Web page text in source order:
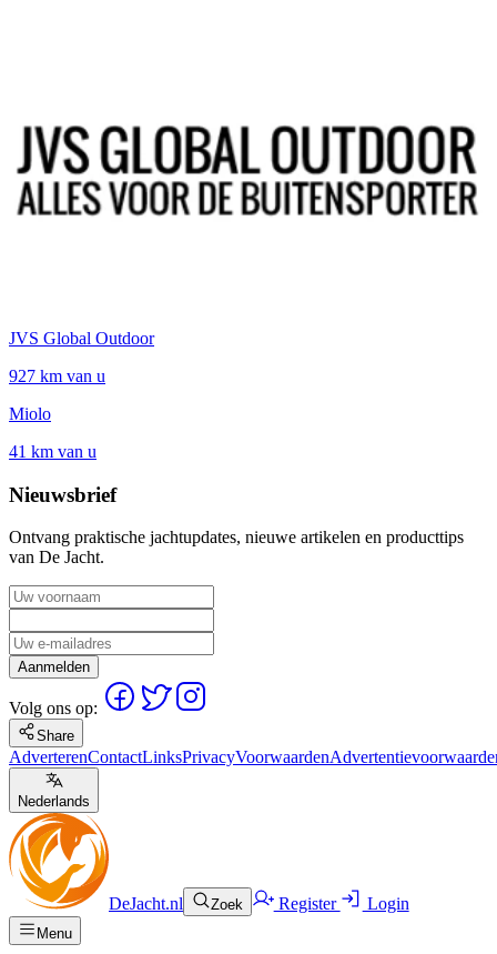
JVS Global Outdoor
927 km van u
Miolo
41 km van u
Nieuwsbrief
Ontvang praktische jachtupdates, nieuwe artikelen en producttips
van De Jacht.
Aanmelden
Volg ons op:
Share
AdverterenContactLinksPrivacyVoorwaarden
Nederlands
DeJacht.nl Zoek Register Login
Menu